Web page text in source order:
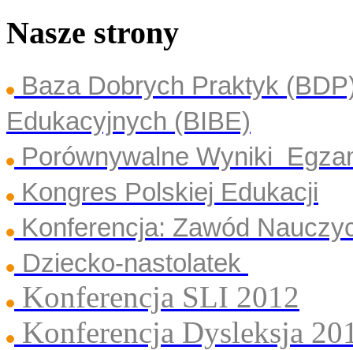
Nasze strony
Baza Dobrych Praktyk
Edukacyjnych (BIBE)
Porównywalne Wyniki
Kongres Polskiej Edukacji
Konferencja: Zawód
Dziecko-nastolatek
Konferencja SLI 2012
Konferencja Dysleksja